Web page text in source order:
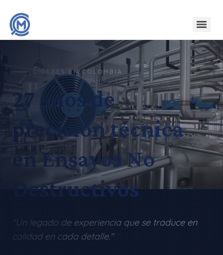
LÍDERES EN COLOMBIA
27 años de
precisión técnica
en Ensayos No
Destructivos
"Un legado de experiencia que se traduce en
calidad en cada detalle."